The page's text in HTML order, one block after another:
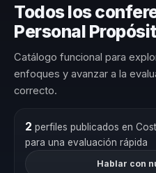
Todos los
Personal
Catálogo funcional para
enfoques y avanzar a la
correcto.
2 perfiles publicados en
para una evaluación rápida
Hablar con